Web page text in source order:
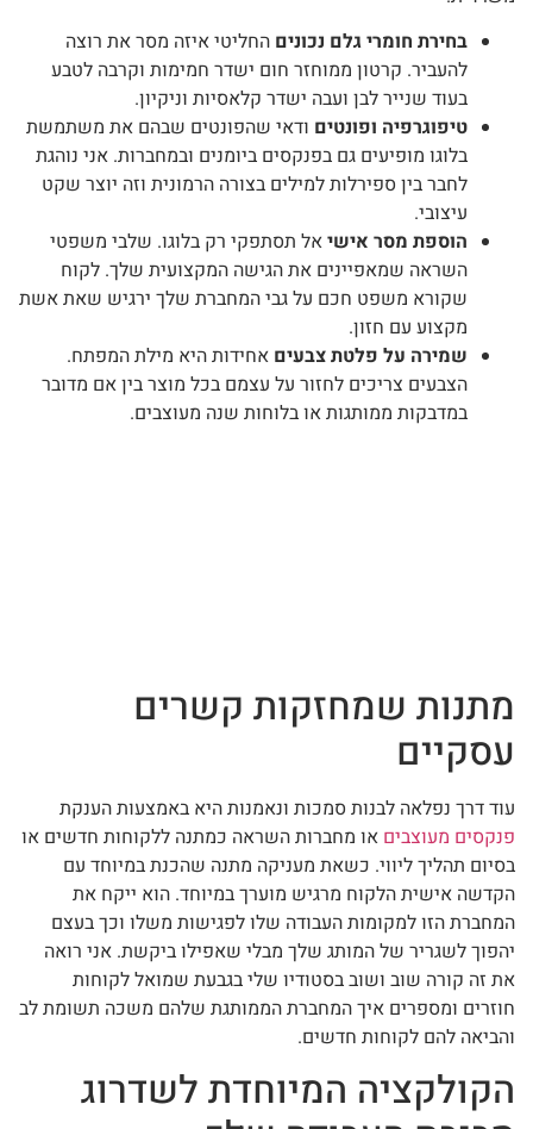
בחירת חומרי גלם נכונים החליטי איזה מסר את רוצה
להעביר. קרטון ממוחזר חום ישדר חמימות וקרבה לטבע
בעוד שנייר לבן ועבה ישדר קלאסיות וניקיון.
טיפוגרפיה ופונטים ודאי שהפונטים שבהם את משתמשת
בלוגו מופיעים גם בפנקסים ביומנים ובמחברות. אני נוהגת
לחבר בין ספירלות למילים בצורה הרמונית וזה יוצר שקט
עיצובי.
הוספת מסר אישיאל תסתפקי רק בלוגו. שלבי משפטי
השראה שמאפיינים את הגישה המקצועית שלך. לקוח
שקורא משפט חכם על גבי המחברת שלך ירגיש שאת אשת
מקצוע עם חזון.
שמירה על פלטת צבעים אחידות היא מילת המפתח.
הצבעים צריכים לחזור על עצמם בכל מוצר בין אם מדובר
במדבקות ממותגות או בלוחות שנה מעוצבים.
מתנות שמחזקות קשרים
עסקיים
עוד דרך נפלאה לבנות סמכות ונאמנות היא באמצעות הענקת
פנקסים מעוצבים או מחברות השראה כמתנה ללקוחות חדשים או
בסיום תהליך ליווי. כשאת מעניקה מתנה שהכנת במיוחד עם
הקדשה אישית הלקוח מרגיש מוערך במיוחד. הוא ייקח את
המחברת הזו למקומות העבודה שלו לפגישות משלו וכך בעצם
יהפוך לשגריר של המותג שלך מבלי שאפילו ביקשת. אני רואה
את זה קורה שוב ושוב בסטודיו שלי בגבעת שמואל לקוחות
חוזרים ומספרים איך המחברת הממותגת שלהם משכה תשומת לב
והביאה להם לקוחות חדשים.
הקולקציה המיוחדת לשדרוג